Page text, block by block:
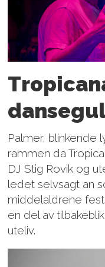
Palmer, blinkende
rammen da
DJ Stig Rovik og
ledet selvsagt an
middelaldrene
en del av
uteliv.